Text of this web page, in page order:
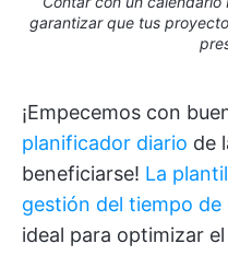
garantizar que tus
¡Empecemos con
planificador diario de
beneficiarse! La
gestión del tiempo de
ideal para optimizar